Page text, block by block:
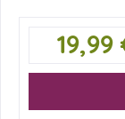
19,99